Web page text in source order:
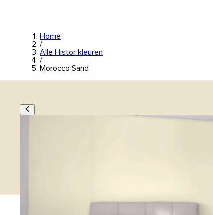
Home
/
Alle Histor kleuren
/
Morocco Sand